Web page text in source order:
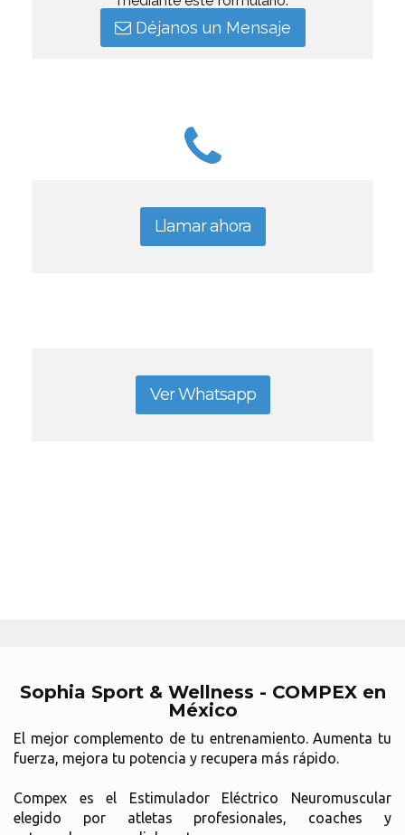
Déjanos un Mensaje
Llamar ahora
Ver Whatsapp
Sophia Sport & Wellness - COMPEX en
México
El mejor complemento de tu entrenamiento. Aumenta tu
fuerza, mejora tu potencia y recupera más rápido.
Compex es el Estimulador Eléctrico Neuromuscular
elegido por atletas profesionales, coaches y